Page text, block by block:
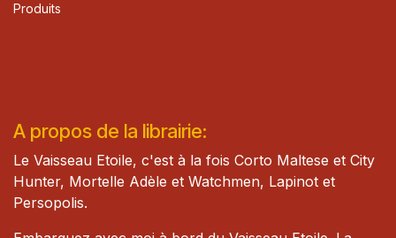
Produits
A propos de la librairie:
Le Vaisseau Etoile, c'est à la fois Corto Maltese et City
Hunter, Mortelle Adèle et Watch​men, Lapinot et
Persopolis.